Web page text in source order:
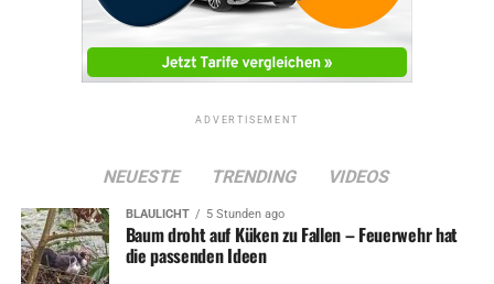
Symbolfoto
ADVERTISEMENT
STADTVERWALTUNG
UP NEXT
ADVERTISEMENT
NEUESTE TRENDING VIDEOS
BLAULICHT 5 Stunden ago
Baum droht auf Küken zu Fallen – Feuerwehr hat
die passenden Ideen